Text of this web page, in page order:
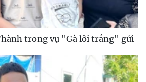
trong vụ "Gà lôi trắng" gửi